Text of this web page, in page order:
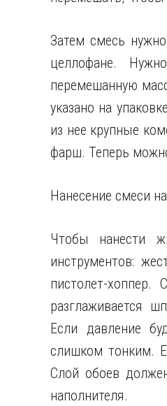
Затем смесь
целлофане.
перемешанную
указано на
из нее крупные
фарш. Теперь
Нанесение смеси
Чтобы нанести
инструментов:
пистолет-
разглаживается
Если давление
слишком тонким.
Слой обоев
наполнителя.